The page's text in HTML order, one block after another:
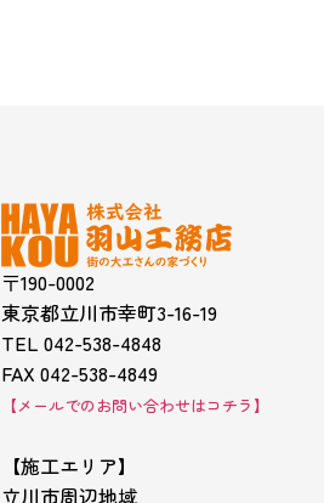
〒190-0002
東京都立川市幸町3-16-19
TEL 042-538-4848
FAX 042-538-4849
【メールでのお問い合わせはコチラ】
【施工エリア】
立川市周辺地域